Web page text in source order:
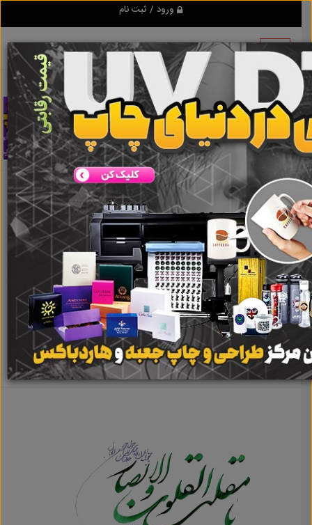
ورود / ثبت نام
اطلاعات این آگهی به علت منقضی شدن قابل
مشاهده نمی باشد